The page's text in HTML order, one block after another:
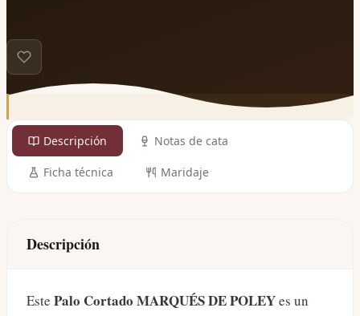
Descripción Notas de cata
Ficha técnica Maridaje
Descripción
Este Palo Cortado MARQUÉS DE POLEYes un